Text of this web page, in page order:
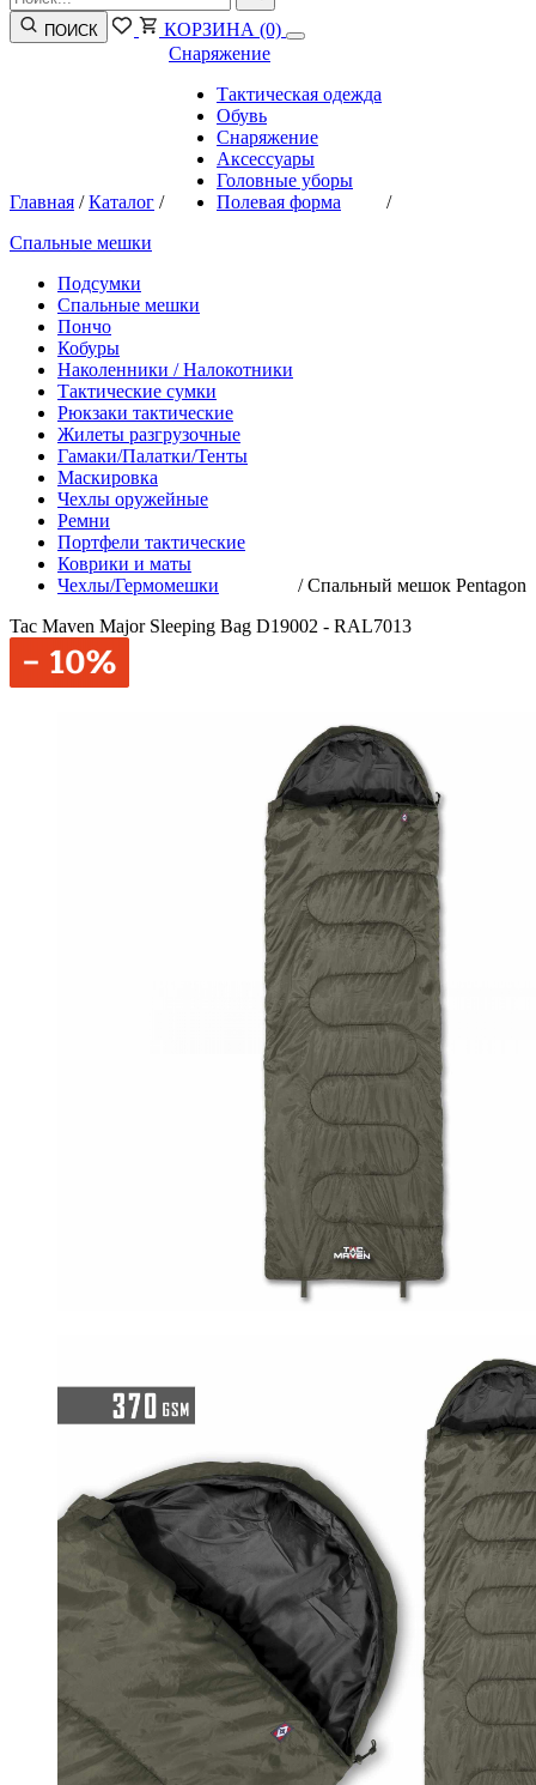
ПОИСК КОРЗИНА (0)
Главная /Каталог /
Снаряжение
Тактическая одежда
Обувь
Снаряжение
Аксессуары
Головные уборы
Полевая форма
/
Спальные мешки
Подсумки
Спальные мешки
Пончо
Кобуры
Наколенники / Налокотники
Тактические сумки
Рюкзаки тактические
Жилеты разгрузочные
Гамаки/Палатки/Тенты
Маскировка
Чехлы оружейные
Ремни
Портфели тактические
Коврики и маты
Чехлы/Гермомешки
/Спальный мешок Pentagon
Tac Maven Major Sleeping Bag D19002 - RAL7013